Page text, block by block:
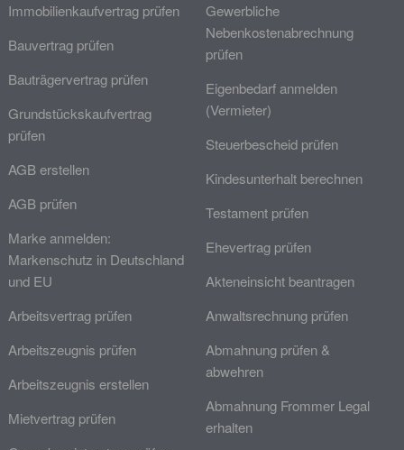
Immobilienkaufvertrag prüfen
Bauvertrag prüfen
Bauträgervertrag prüfen
Grundstückskaufvertrag
prüfen
AGB erstellen
AGB prüfen
Marke anmelden:
Markenschutz in Deutschland
und EU
Arbeitsvertrag prüfen
Arbeitszeugnis prüfen
Arbeitszeugnis erstellen
Mietvertrag prüfen
Gewerbliche
Nebenkostenabrechnung
prüfen
Eigenbedarf anmelden
(Vermieter)
Steuerbescheid prüfen
Kindesunterhalt berechnen
Testament prüfen
Ehevertrag prüfen
Akteneinsicht beantragen
Anwaltsrechnung prüfen
Abmahnung prüfen &
abwehren
Abmahnung Frommer Legal
erhalten